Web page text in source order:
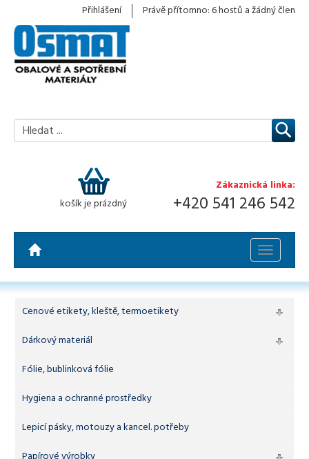
Právě přítomno: 6 hostů a žádný člen
Přihlášení
Zákaznická linka:
+420 541 246 542
košík je prázdný
Toggle
Cenové etikety, kleště, termoetikety
Dárkový materiál
Fólie, bublinková fólie
Hygiena a ochranné prostředky
Lepicí pásky, motouzy a kancel. potřeby